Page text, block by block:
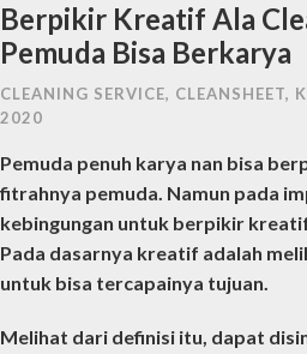
Berpikir Kreatif Ala
Pemuda Bisa Berkarya
CLEANING SERVICE, CLEANSHEET,
2020
Pemuda penuh karya nan bisa
fitrahnya pemuda. Namun pada
kebingungan untuk berpikir
Pada dasarnya kreatif adalah
untuk bisa tercapainya tujuan.
Melihat dari definisi itu, dapat